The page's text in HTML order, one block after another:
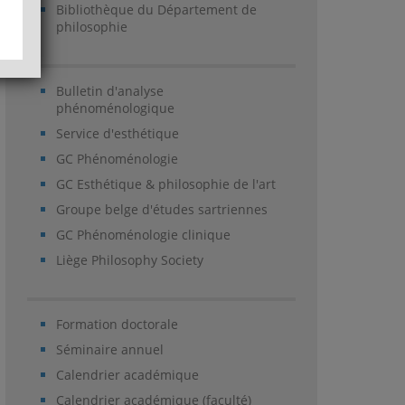
Bibliothèque du Département de
philosophie
Bulletin d'analyse
phénoménologique
Service d'esthétique
GC Phénoménologie
GC Esthétique & philosophie de l'art
Groupe belge d'études sartriennes
GC Phénoménologie clinique
Liège Philosophy Society
Formation doctorale
Séminaire annuel
Calendrier académique
Calendrier académique (faculté)